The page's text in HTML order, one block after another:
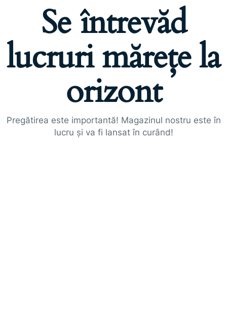
Se întrevăd
lucruri mărețe la
orizont
Pregătirea este importantă! Magazinul nostru este în
lucru și va fi lansat în curând!